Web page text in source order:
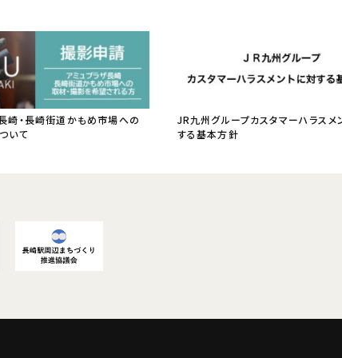
崎・長崎街道かもめ市場への
いて
JR九州グループカスタマーハラスメ
する基本方針